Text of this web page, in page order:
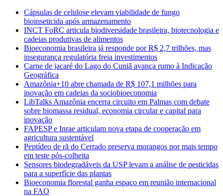
Skip
content
Cápsulas de celulose elevam viabilidade de fungo
bioinseticida após armazenamento
INCT FoRC articula biodiversidade brasileira, biotecnologia e
cadeias produtivas de alimentos
Bioeconomia brasileira já responde por R$ 2,7 trilhões, mas
insegurança regulatória freia investimentos
Carne de jacaré do Lago do Cuniã avança rumo à Indicação
Geográfica
Amazônia+10 abre chamada de R$ 107,1 milhões para
inovação em cadeias da sociobioeconomia
LibTalks Amazônia encerra circuito em Palmas com debate
sobre biomassa residual, economia circular e capital para
inovação
FAPESP e Inrae articulam nova etapa de cooperação em
agricultura sustentável
Peptídeo de rã do Cerrado preserva morangos por mais tempo
em teste pós-colheita
Sensores biodegradáveis da USP levam a análise de pesticidas
para a superfície das plantas
Bioeconomia florestal ganha espaço em reunião internacional
na FAO